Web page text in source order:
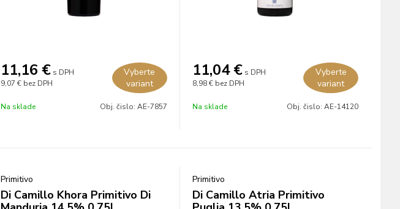
11,16 € s DPH
9,07 € bez DPH
Vyberte
variant
Na sklade Obj. čislo: AE-7857
11,04 € s DPH
8,98 € bez DPH
Vyberte
variant
Na sklade Obj. čislo: AE-14120
Primitivo
Di Camillo Khora Primitivo Di
Primitivo
Di Camillo Atria Primitivo